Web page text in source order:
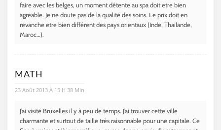
faire avec les belges, un moment détente au spa doit etre bien
agréable. Je ne doute pas de la qualité des soins. Le prix doit en
revanche etre bien différent des pays orientaux (Inde, Thailande,
Maroc…).
MATH
23 Août 2013 À 15 H 38 Min
J’ai visité Bruxelles il y à peu de temps. J’ai trouver cette ville
charmante et surtout de taille très raisonnable pour une capitale. Ce